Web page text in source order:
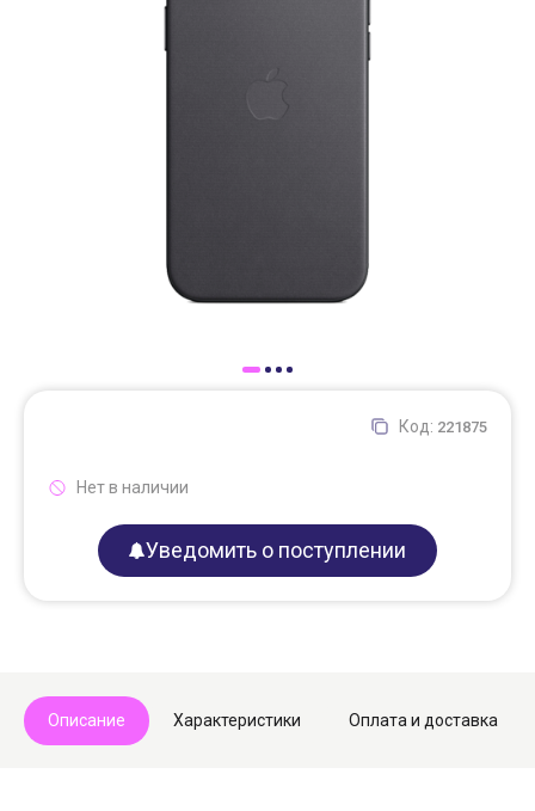
Гарантия
Код: 221875
Нет в наличии
Уведомить о поступлении
Описание Характеристики Оплата и доставка